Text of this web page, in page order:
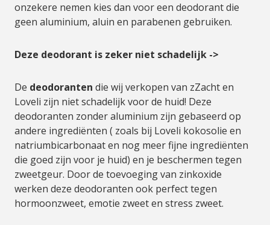
onzekere nemen kies dan voor een deodorant die
geen aluminium, aluin en parabenen gebruiken.
Deze deodorant is zeker niet schadelijk ->
De deodoranten die wij verkopen van zZacht en
Loveli zijn niet schadelijk voor de huid! Deze
deodoranten zonder aluminium zijn gebaseerd op
andere ingrediënten ( zoals bij Loveli kokosolie en
natriumbicarbonaat en nog meer fijne ingrediënten
die goed zijn voor je huid) en je beschermen tegen
zweetgeur. Door de toevoeging van zinkoxide
werken deze deodoranten ook perfect tegen
hormoonzweet, emotie zweet en stress zweet.